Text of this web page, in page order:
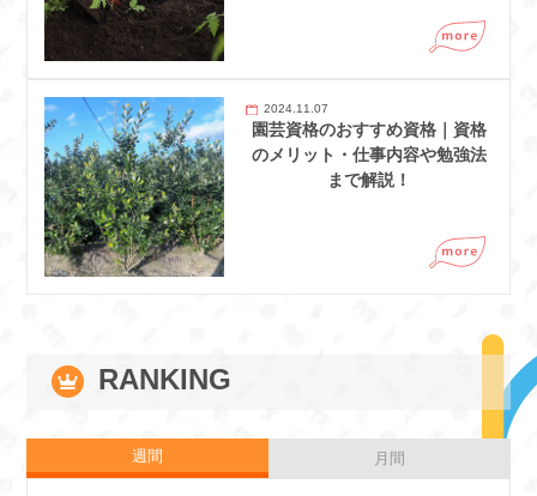
2024.11.07
園芸資格のおすすめ資格｜資格
のメリット・仕事内容や勉強法
まで解説！
RANKING
週間 月間